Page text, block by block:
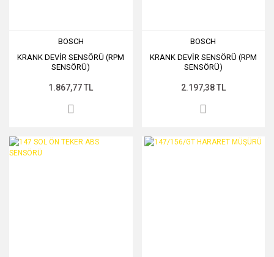
BOSCH
KRANK DEVİR SENSÖRÜ (RPM
SENSÖRÜ)
1.867,77 TL
BOSCH
KRANK DEVİR SENSÖRÜ (RPM
SENSÖRÜ)
2.197,38 TL